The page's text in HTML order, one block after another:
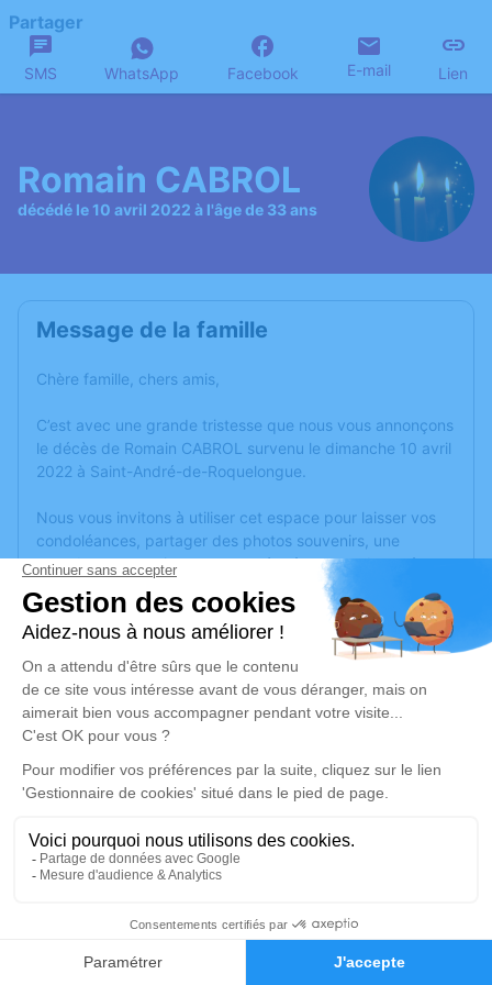
Faire-part Hommages
Partager
SMS WhatsApp Facebook E-mail Lien
Romain CABROL
décédé le 10 avril 2022 à l'âge de 33 ans
Message de la famille
Chère famille, chers amis,
C’est avec une grande tristesse que nous vous annonçons
le décès de Romain CABROL survenu le dimanche 10 avril
2022 à Saint-André-de-Roquelongue.
Nous vous invitons à utiliser cet espace pour laisser vos
condoléances, partager des photos souvenirs, une
anecdote ou exprimer vos pensées à travers des poèmes
ou des textes. Cet endroit est un lieu d'expression dédié à
honorer la mémoire de Romain CABROL.
Un service de plantation d’arbre hommage estdisponible
samedi 16 avril 2022 à 10h00
Cimetière de Lézignan-Corbières
Avenue de l'Égalité